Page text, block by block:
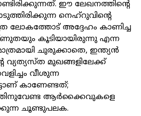
ഈ ലേഖനത്തിന്റെ
നെഹ്റുവിന്റെ
ലോകത്തോട് അദ്ദേഹം കാണിച്ച
കൂടിയായിരുന്നു എന്ന
ചുരുക്കാതെ, ഇന്ത്യന്‍
വ്യത്യസ്ത മുഖങ്ങളിലേക്ക്
വീശുന്ന
കാണേണ്ടത്;
ആര്‍ക്കൈവുകളെ
ചൂണ്ടുപലക.